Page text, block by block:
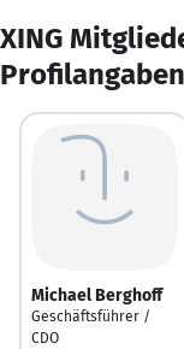
XING
Profilangaben
Michael Berghoff
Geschäftsführer /
CDO